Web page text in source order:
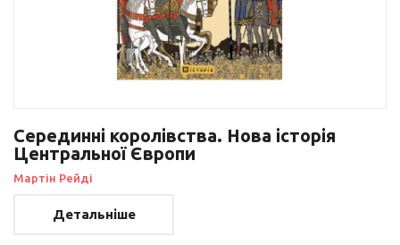
Серединні королівства. Нова історія
Центральної Європи
Мартін Рейді
Детальніше